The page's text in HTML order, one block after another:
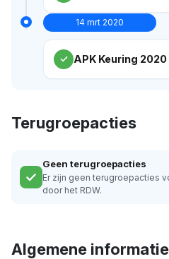
14 mrt 2020
APK Keuring 2020
Terugroepacties
Geen terugroepacties
Er zijn geen terugroepacties
door het RDW.
Algemene informatie